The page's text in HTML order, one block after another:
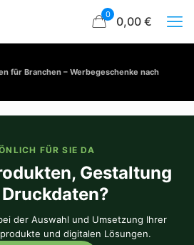
0 0,00 €
für Branchen – Werbegeschenke nach
FÜR SIE DA
Gestaltung
der Auswahl und Umsetzung Ihrer
und digitalen Lösungen.